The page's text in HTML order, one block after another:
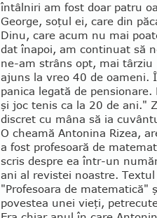
întâlniri am fost doar patru
George, soţul ei, care din
Dinu, care acum nu mai
dat înapoi, am con­­tinuat să
ne-am strâns opt, mai
ajuns la vreo 40 de oameni.
panica legată de
şi joc tenis ca la 20 de ani."
discret cu mâna să ia
O cheamă Antonina Rizea,
a fost profesoară de
scris despre ea într-un
ani al re­vistei noastre.
"Profesoara de matematică"
povestea unei vieţi,